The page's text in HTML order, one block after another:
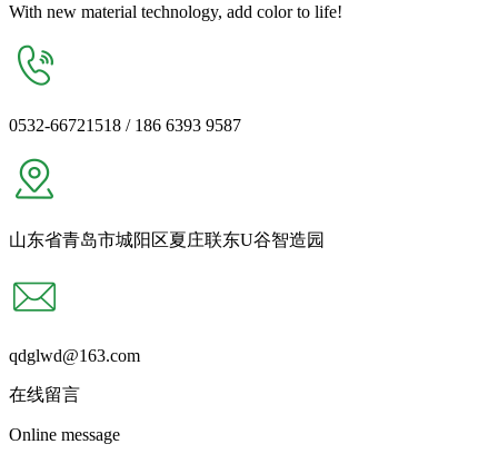
With new material technology, add color to life!
0532-66721518 / 186 6393 9587
山东省青岛市城阳区夏庄联东U谷智造园
qdglwd@163.com
在线留言
Online message